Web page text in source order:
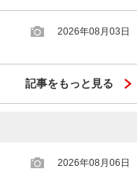
2026年08月03日
記事をもっと見る
2026年08月06日